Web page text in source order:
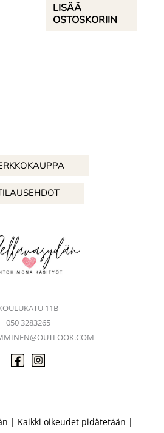
LISÄÄ
OSTOSKORIIN
11B
050 3283265
| Kaikki oikeudet pidätetään |